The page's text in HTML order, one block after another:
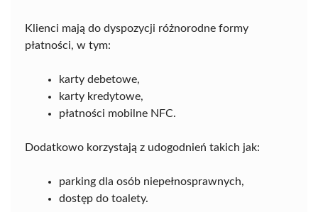
Klienci mają do dyspozycji różnorodne formy
płatności, w tym:
karty debetowe,
karty kredytowe,
płatności mobilne NFC.
Dodatkowo korzystają z udogodnień takich jak:
parking dla osób niepełnosprawnych,
dostęp do toalety.